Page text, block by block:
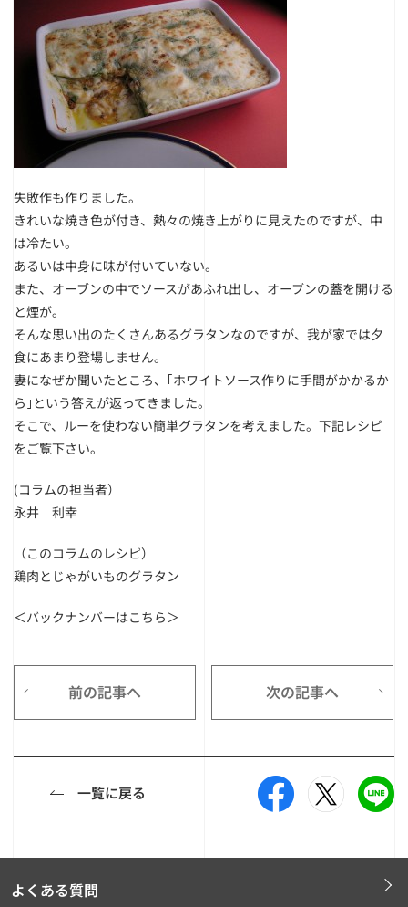
失敗作も作りました。
きれいな焼き色が付き、熱々の焼き上がりに見えたのですが、中
は冷たい。
あるいは中身に味が付いていない。
また、オーブンの中でソースがあふれ出し、オーブンの蓋を開ける
と煙が。
そんな思い出のたくさんあるグラタンなのですが、我が家では夕
食にあまり登場しません。
妻になぜか聞いたところ、｢ホワイトソース作りに手間がかかるか
ら｣という答えが返ってきました。
そこで、ルーを使わない簡単グラタンを考えました。下記レシピ
をご覧下さい。
(コラムの担当者）
永井 利幸
（このコラムのレシピ）
鶏肉とじゃがいものグラタン
＜バックナンバーはこちら＞
前の記事へ 次の記事へ
一覧に戻る
よくある質問